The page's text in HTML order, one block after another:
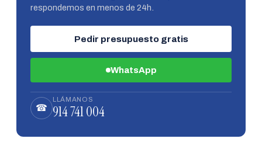
respondemos en menos de 24h.
Pedir presupuesto gratis
WhatsApp
☎
LLÁMANOS
914 741 004